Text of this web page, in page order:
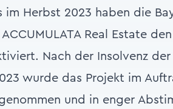
Herbst 2023 haben die
Real Estate
Nach der Insolvenz
wurde das Projekt im
und in enger